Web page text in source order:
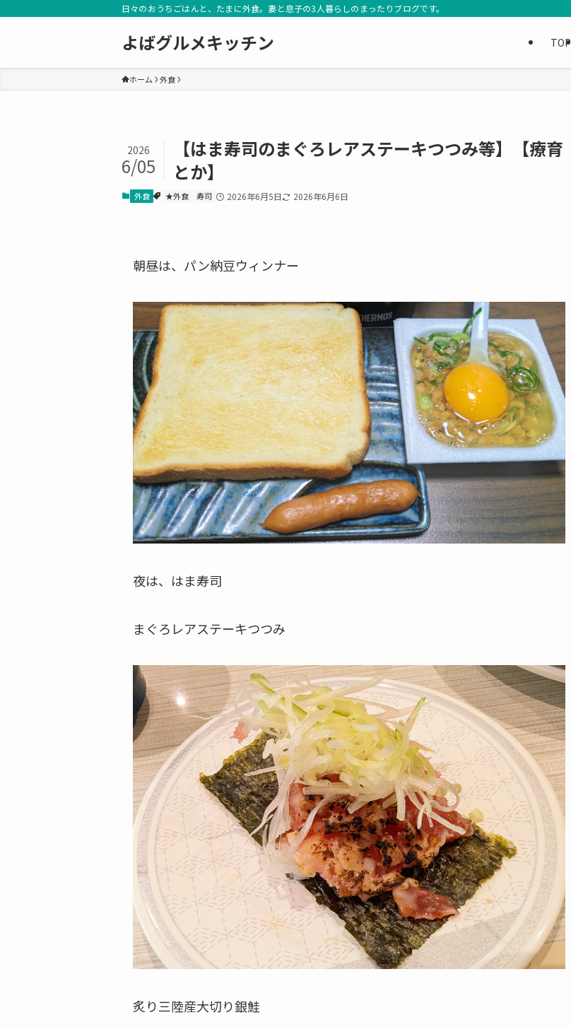
日々のおうちごはんと、たまに外食。妻と息子の3人暮らしのまったりブログです。
よばグルメキッチン TOP
ホーム 外食
【はま寿司のまぐろレアステーキつつみ等】【療育
とか】
2026
6/05
外食 ★外食 寿司 2026年6月5日 2026年6月6日
朝昼は、パン納豆ウィンナー
夜は、はま寿司
まぐろレアステーキつつみ
炙り三陸産大切り銀鮭